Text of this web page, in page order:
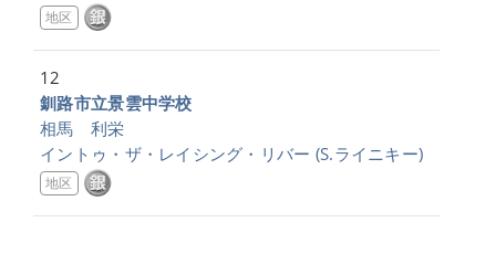
地区
12
釧路市立景雲中学校
相馬 利栄
イントゥ・ザ・レイシング・リバー (S.ライニキー)
地区